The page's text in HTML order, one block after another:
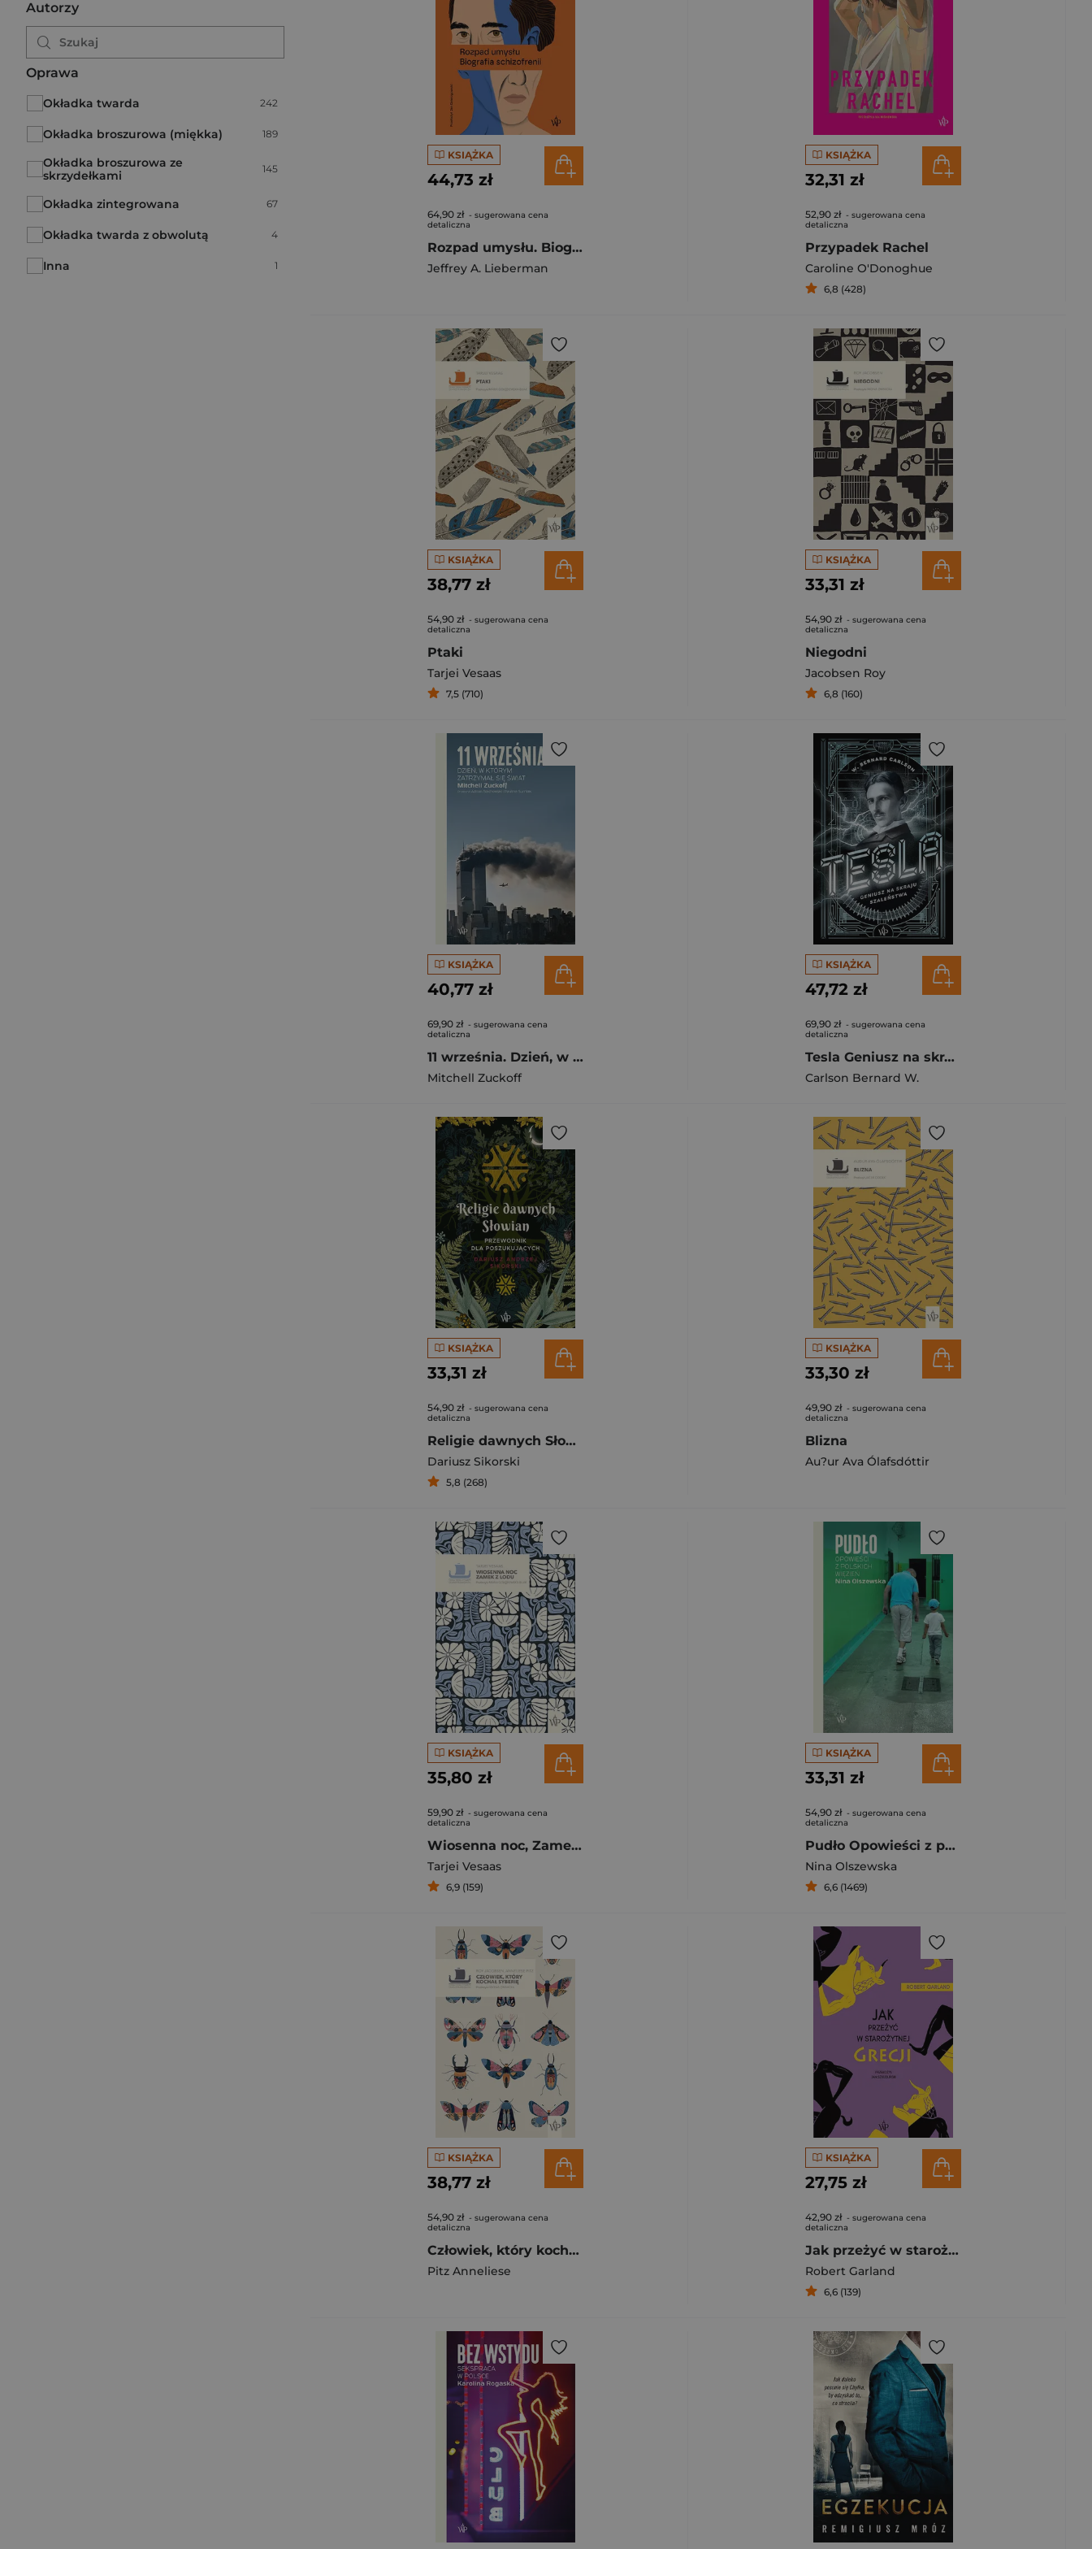
Autorzy
Oprawa
Okładka twarda Liczba pozycji:
242
Okładka broszurowa (miękka) Liczba pozycji:
189
Okładka broszurowa ze
skrzydełkami
Liczba pozycji:
145
Okładka zintegrowana Liczba pozycji:
67
Okładka twarda z obwolutą Liczba pozycji:
4
Inna Liczba pozycji:
1
KSIĄŻKA
44,73 zł
64,90 zł - sugerowana cena
detaliczna
Rozpad umysłu. Biografia schizofrenii wyd. 2025
Jeffrey A. Lieberman
KSIĄŻKA
32,31 zł
52,90 zł - sugerowana cena
detaliczna
Przypadek Rachel
Caroline O'Donoghue
6,8 (428)
KSIĄŻKA
38,77 zł
54,90 zł - sugerowana cena
detaliczna
Ptaki
Tarjei Vesaas
7,5 (710)
KSIĄŻKA
33,31 zł
54,90 zł - sugerowana cena
detaliczna
Niegodni
Jacobsen Roy
6,8 (160)
KSIĄŻKA
40,77 zł
69,90 zł - sugerowana cena
detaliczna
11 września. Dzień, w którym zatrzymał się świat (wyd.2)
Mitchell Zuckoff
KSIĄŻKA
47,72 zł
69,90 zł - sugerowana cena
detaliczna
Tesla Geniusz na skraju szaleństwa
Carlson Bernard W.
KSIĄŻKA
33,31 zł
54,90 zł - sugerowana cena
detaliczna
Religie dawnych Słowian
Dariusz Sikorski
5,8 (268)
KSIĄŻKA
33,30 zł
49,90 zł - sugerowana cena
detaliczna
Blizna
Au?ur Ava Ólafsdóttir
KSIĄŻKA
35,80 zł
59,90 zł - sugerowana cena
detaliczna
Wiosenna noc, Zamek z lodu
Tarjei Vesaas
6,9 (159)
KSIĄŻKA
33,31 zł
54,90 zł - sugerowana cena
detaliczna
Pudło Opowieści z polskich więzień
Nina Olszewska
6,6 (1469)
KSIĄŻKA
38,77 zł
54,90 zł - sugerowana cena
detaliczna
Człowiek, który kochał Syberię
Pitz Anneliese
KSIĄŻKA
27,75 zł
42,90 zł - sugerowana cena
detaliczna
Jak przeżyć w starożytnej Grecji
Robert Garland
6,6 (139)